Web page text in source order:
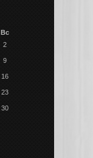
Вс
2
9
16
23
30